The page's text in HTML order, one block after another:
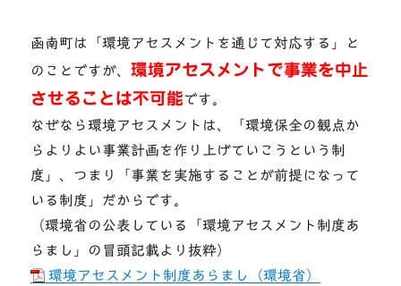
函南町は「環境アセスメントを通じて対応する」と
のことですが、 環境アセスメントで事業を中止
させることは不可能です。
なぜなら環境アセスメントは、「環境保全の観点か
らよりよい事業計画を作り上げていこうという制
度」、つまり「事業を実施することが前提になって
いる制度」だからです。
（環境省の公表している「環境アセスメント制度あ
らまし」の冒頭記載より抜粋）
環境アセスメント制度あらまし（環境省）